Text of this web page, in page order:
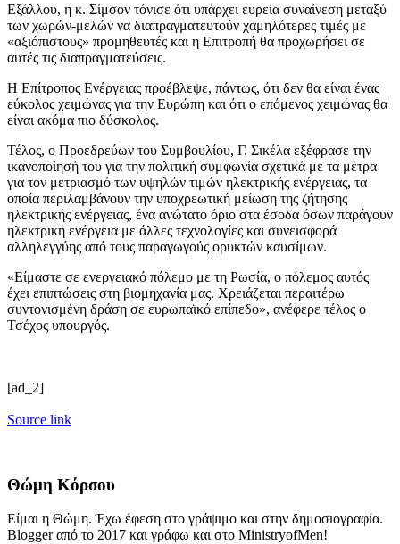
Εξάλλου, η κ. Σίμσον τόνισε ότι υπάρχει ευρεία συναίνεση μεταξύ
των χωρών-μελών να διαπραγματευτούν χαμηλότερες τιμές με
«αξιόπιστους» προμηθευτές και η Επιτροπή θα προχωρήσει σε
αυτές τις διαπραγματεύσεις.
Η Επίτροπος Ενέργειας προέβλεψε, πάντως, ότι δεν θα είναι ένας
εύκολος χειμώνας για την Ευρώπη και ότι ο επόμενος χειμώνας θα
είναι ακόμα πιο δύσκολος.
Τέλος, ο Προεδρεύων του Συμβουλίου, Γ. Σικέλα εξέφρασε την
ικανοποίησή του για την πολιτική συμφωνία σχετικά με τα μέτρα
για τον μετριασμό των υψηλών τιμών ηλεκτρικής ενέργειας, τα
οποία περιλαμβάνουν την υποχρεωτική μείωση της ζήτησης
ηλεκτρικής ενέργειας, ένα ανώτατο όριο στα έσοδα όσων παράγουν
ηλεκτρική ενέργεια με άλλες τεχνολογίες και συνεισφορά
αλληλεγγύης από τους παραγωγούς ορυκτών καυσίμων.
«Είμαστε σε ενεργειακό πόλεμο με τη Ρωσία, ο πόλεμος αυτός
έχει επιπτώσεις στη βιομηχανία μας. Χρειάζεται περαιτέρω
συντονισμένη δράση σε ευρωπαϊκό επίπεδο», ανέφερε τέλος ο
Τσέχος υπουργός.
[ad_2]
Source link
Θώμη Κόρσου
Είμαι η Θώμη. Έχω έφεση στο γράψιμο και στην δημοσιογραφία.
Blogger από το 2017 και γράφω και στο MinistryofMen!